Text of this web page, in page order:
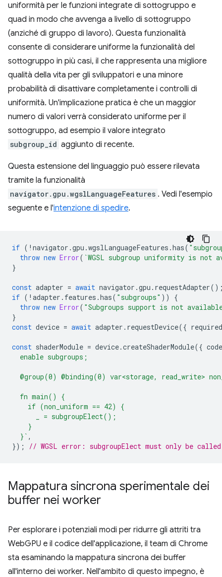
uniformità per le funzioni integrate di sottogruppo e
quad in modo che avvenga a livello di sottogruppo
(anziché di gruppo di lavoro). Questa funzionalità
consente di considerare uniforme la funzionalità del
sottogruppo in più casi, il che rappresenta una migliore
qualità della vita per gli sviluppatori e una minore
probabilità di disattivare completamente i controlli di
uniformità. Un'implicazione pratica è che un maggior
numero di valori verrà considerato uniforme per il
sottogruppo, ad esempio il valore integrato
subgroup_id aggiunto di recente.
Questa estensione del linguaggio può essere rilevata
tramite la funzionalità
navigator.gpu.wgslLanguageFeatures . Vedi l'esempio
seguente e l'intenzione di spedire.
if ( ! navigator .gpu .wgslLanguageFeatures .has(
throw new Error( `WGSL subgroup uniformity is not
}
const adapter = await navigator .gpu . requestAdapter
if ( ! adapter . features .has( "subgroups" ))
{
throw new Error( "Subgroups support is not
}
const device = await adapter . requestDevice({
const shaderModule = device.createShaderModule({ code
  enable subgroups;
@group(0) @binding(0) var<storage, read_write>
  fn main() {
    if (non_uniform == 42) {
      _ = subgroupElect();
    }
  }`
,
});
// WGSL error: subgroupElect must only be
Mappatura sincrona sperimentale dei
buffer nei worker
Per esplorare i potenziali modi per ridurre gli attriti tra
WebGPU e il codice dell'applicazione, il team di Chrome
sta esaminando la mappatura sincrona dei buffer
all'interno dei worker. Nell'ambito di questo impegno, è